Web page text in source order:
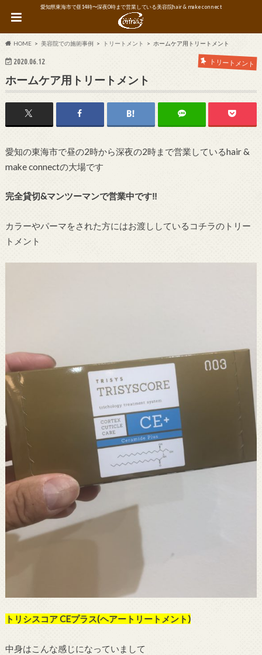
愛知県東海市で昼14時〜深夜0時まで営業している美容院hair & make connect
HOME 美容院での施術事例 トリートメント ホームケア用トリートメント
2020.06.12 トリートメント
ホームケア用トリートメント
愛知の東海市で昼の2時から深夜の2時まで営業しているhair &
make connectの大場です
完全貸切&マンツーマンで営業中です‼︎
カラーやパーマをされた方にはお渡ししているコチラのトリー
トメント
トリシスコア CEプラス(ヘアートリートメント)
中身はこんな感じになっていまして